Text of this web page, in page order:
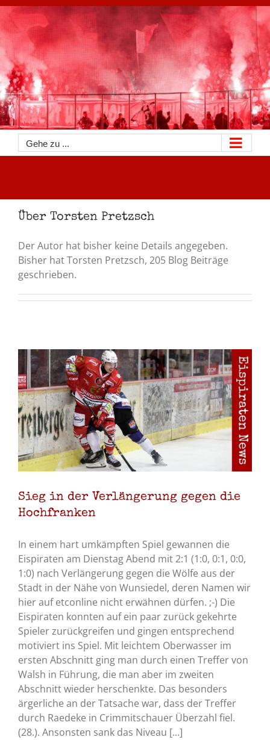
Zum
Inhalt
springen
Gehe zu ...
Über Torsten Pretzsch
Der Autor hat bisher keine Details angegeben.
Bisher hat Torsten Pretzsch, 205 Blog Beiträge
geschrieben.
Sieg in der Verlängerung gegen die
Hochfranken
In einem hart umkämpften Spiel gewannen die
Eispiraten am Dienstag Abend mit 2:1 (1:0, 0:1, 0:0,
1:0) nach Verlängerung gegen die Wölfe aus der
Stadt in der Nähe von Wunsiedel, deren Namen wir
hier auf etconline nicht erwähnen dürfen. ;-) Die
Eispiraten konnten auf ein paar zurück gekehrte
Spieler zurückgreifen und gingen entsprechend
motiviert ins Spiel. Mit leichtem Oberwasser im
ersten Abschnitt ging man durch einen Treffer von
Walsh in Führung, die man aber im zweiten
Abschnitt wieder herschenkte. Das besonders
ärgerliche an der Tatsache war, dass der Treffer
durch Raedeke in Crimmitschauer Überzahl fiel.
(28.). Ansonsten sank das Niveau [...]